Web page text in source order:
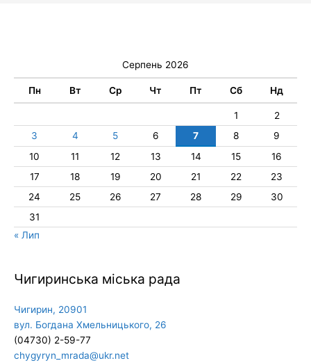
Серпень 2026
Пн Вт Ср Чт Пт Сб Нд
1
2
3
4 5 6 7 8
9
10
11 12 13 14 15
16
17
18 19 20 21 22
23
24
25 26 27 28 29
30
31
« Лип
Чигиринська міська рада
Чигирин, 20901
вул. Богдана Хмельницького, 26
(04730) 2-59-77
chygyryn_mrada@ukr.net